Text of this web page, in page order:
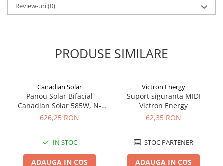
UPS Trifazat
energiei electrice
Drumetii / Camping
Accesorii
Panouri portabile
Racire/Incalzire
Review-uri(0)
PRODUSE SIMILARE
Canadian Solar
Panou Solar Bifacial
Canadian Solar 585W, N-
Type TOPCon, CS6W-TB-SF-
626,25 RON
IN STOC
ADAUGA IN COS
Victron Energy
Suport siguranta MIDI
Victron Energy
62,35 RON
STOC PARTENER
ADAUGA IN COS